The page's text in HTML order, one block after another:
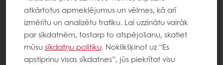
atkārtotus apmeklējumus un vēlmes, kā arī
izmērītu un analizētu trafiku. Lai uzzinātu vairāk
par sīkdatnēm, tostarp to atspējošanu, skatiet
mūsu sīkdatņu politiku. Noklikšķinot uz “Es
apstiprinu visas sīkdatnes”, jūs piekrītat visu